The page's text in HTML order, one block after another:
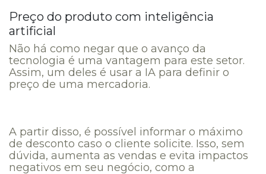
Preço do produto com inteligência
artificial
Não há como negar que o avanço da
tecnologia é uma vantagem para este setor.
Assim, um deles é usar a IA para definir o
preço de uma mercadoria.
A partir disso, é possível informar o máximo
de desconto caso o cliente solicite. Isso, sem
dúvida, aumenta as vendas e evita impactos
negativos em seu negócio, como a